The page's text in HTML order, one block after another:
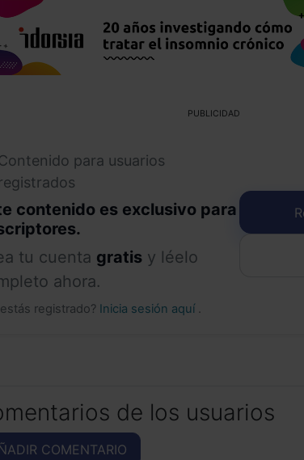
PUBLICIDAD
para usuarios
contenido es exclusivo para
tu cuenta gratis y léelo
ahora.
estás registrado? Inicia sesión aquí .
de los usuarios
COMENTARIO